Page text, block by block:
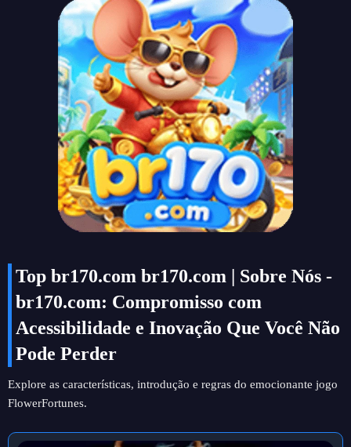
Top br170.com br170.com | Sobre Nós -
br170.com: Compromisso com
Acessibilidade e Inovação Que Você Não
Pode Perder
Explore as características, introdução e regras do emocionante jogo
FlowerFortunes.